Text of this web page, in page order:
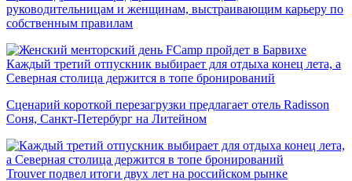
руководительницам и женщинам, выстраивающим карьеру по
собственным правилам
Каждый третий отпускник выбирает для отдыха конец лета, а
Северная столица держится в топе бронирований
Сценарий короткой перезагрузки предлагает отель Radisson
Соня, Санкт-Петербург на Литейном
Trouver подвел итоги двух лет на российском рынке